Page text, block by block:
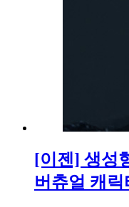
[이젠] 생성
버츄얼 캐